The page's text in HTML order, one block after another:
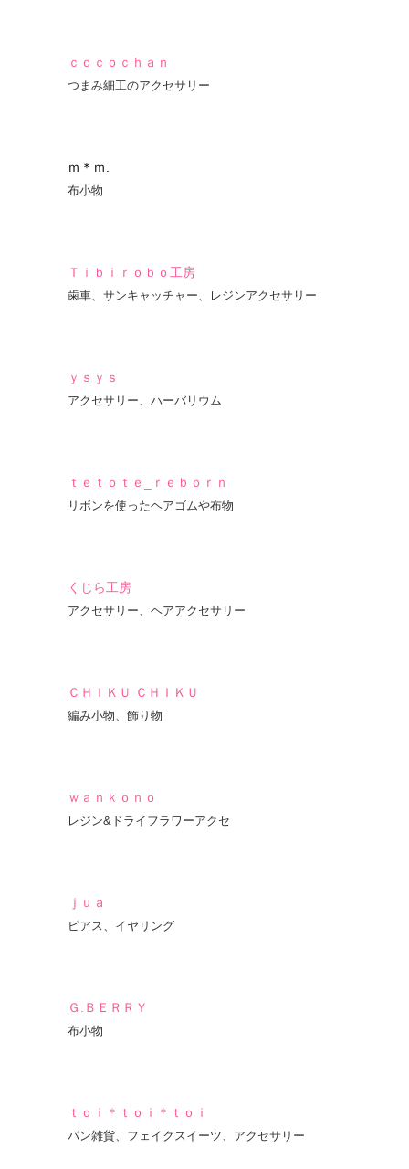
ｃｏｃｏｃｈａｎ
つまみ細工のアクセサリー
ｍ＊ｍ.
布小物
Ｔｉｂｉｒｏｂｏ工房
歯車、サンキャッチャー、レジンアクセサリー
ｙｓｙｓ
アクセサリー、ハーバリウム
ｔｅｔｏｔｅ_ｒｅｂｏｒｎ
リボンを使ったヘアゴムや布物
くじら工房
アクセサリー、ヘアアクセサリー
ＣＨＩＫＵ ＣＨＩＫＵ
編み小物、飾り物
ｗａｎｋｏｎｏ
レジン&ドライフラワーアクセ
ｊｕａ
ピアス、イヤリング
Ｇ.ＢＥＲＲＹ
布小物
ｔｏｉ＊ｔｏｉ＊ｔｏｉ
パン雑貨、フェイクスイーツ、アクセサリー